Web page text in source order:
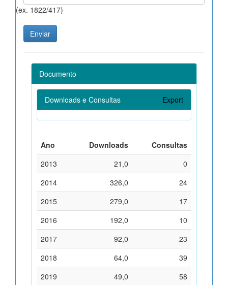
(ex. 1822/417)
Documento
Downloads e Consultas Export
Ano Downloads
Consultas
2013
21,0
0
2014
326,0
24
2015
279,0
17
2016
192,0
10
2017
92,0
23
2018
64,0
39
2019
49,0
58